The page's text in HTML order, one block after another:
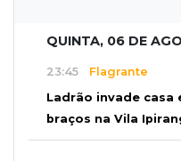
QUINTA, 06 DE
23:45 Flagrante
Ladrão invade casa
braços na Vila